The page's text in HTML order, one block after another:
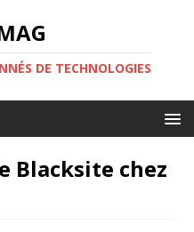
DE TECHNOLOGIES
Blacksite chez